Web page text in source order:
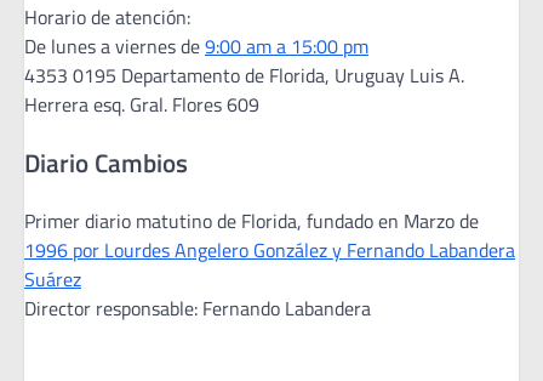
Horario de atención:
De lunes a viernes de9:00 am a 15:00 pm
4353 0195 Departamento de Florida, Uruguay Luis A.
Herrera esq. Gral. Flores 609
Diario Cambios
Primer diario matutino de Florida, fundado en Marzo de
1996 por Lourdes Angelero González y Fernando Labandera
Suárez
Director responsable: Fernando Labandera